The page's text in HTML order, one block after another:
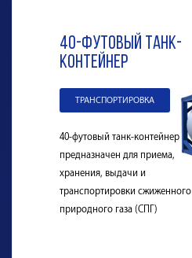
40-футовый танк-
контейнер
ТРАНСПОРТИРОВКА
40-футовый танк-контейнер
предназначен для приема,
хранения, выдачи и
транспортировки сжиженного
природного газа (СПГ)